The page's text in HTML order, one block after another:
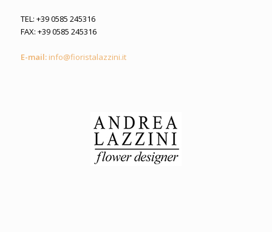
TEL: +39 0585 245316
FAX: +39 0585 245316
E-mail: info@fioristalazzini.it